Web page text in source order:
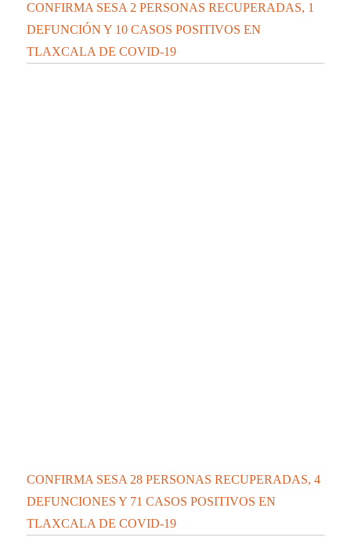
CONFIRMA SESA 2 PERSONAS RECUPERADAS, 1
DEFUNCIÓN Y 10 CASOS POSITIVOS EN
TLAXCALA DE COVID-19
CONFIRMA SESA 28 PERSONAS RECUPERADAS, 4
DEFUNCIONES Y 71 CASOS POSITIVOS EN
TLAXCALA DE COVID-19